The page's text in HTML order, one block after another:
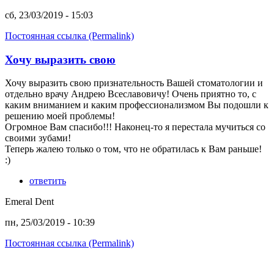
сб, 23/03/2019 - 15:03
Постоянная ссылка (Permalink)
Хочу выразить свою
Хочу выразить свою признательность Вашей стоматологии и
отдельно врачу Андрею Всеславовичу! Очень приятно то, с
каким вниманием и каким профессионализмом Вы подошли к
решению моей проблемы!
Огромное Вам спасибо!!! Наконец-то я перестала мучиться со
своими зубами!
Теперь жалею только о том, что не обратилась к Вам раньше!
:)
ответить
Emeral Dent
пн, 25/03/2019 - 10:39
Постоянная ссылка (Permalink)